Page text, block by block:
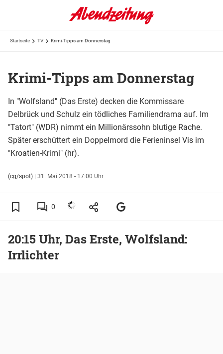
Startseite TV Krimi-Tipps am Donnerstag
Krimi-Tipps am Donnerstag
In "Wolfsland" (Das Erste) decken die Kommissare
Delbrück und Schulz ein tödliches Familiendrama auf. Im
"Tatort" (WDR) nimmt ein Millionärssohn blutige Rache.
Später erschüttert ein Doppelmord die Ferieninsel Vis im
"Kroatien-Krimi" (hr).
(cg/spot) | 31. Mai 2018 - 17:00 Uhr
0
20:15 Uhr, Das Erste, Wolfsland:
Irrlichter